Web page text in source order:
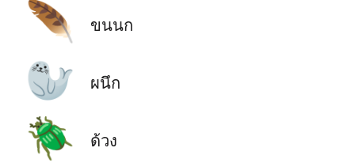
🪶 ขนนก
🦭 ผนึก
🪲 ด้วง